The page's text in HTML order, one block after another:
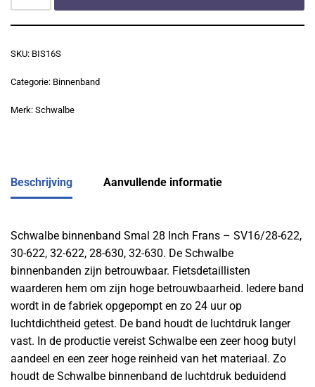
SKU: BIS16S
Categorie: Binnenband
Merk: Schwalbe
Beschrijving Aanvullende informatie
Schwalbe binnenband Smal 28 Inch Frans – SV16/28-622,
30-622, 32-622, 28-630, 32-630. De Schwalbe
binnenbanden zijn betrouwbaar. Fietsdetaillisten
waarderen hem om zijn hoge betrouwbaarheid. Iedere band
wordt in de fabriek opgepompt en zo 24 uur op
luchtdichtheid getest. De band houdt de luchtdruk langer
vast. In de productie vereist Schwalbe een zeer hoog butyl
aandeel en een zeer hoge reinheid van het materiaal. Zo
houdt de Schwalbe binnenband de luchtdruk beduidend